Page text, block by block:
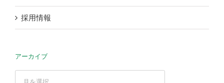
採用情報
アーカイブ